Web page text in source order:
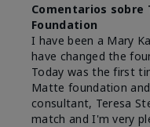
Comentarios sobre
Foundation
I have been a Mary
have changed the
Today was the first
Matte foundation
consultant, Teresa
match and I'm very